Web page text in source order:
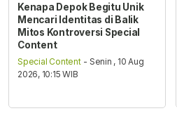
Kenapa Depok Begitu Unik
Mencari Identitas di Balik
Mitos Kontroversi Special
Content
Special Content - Senin , 10 Aug
2026, 10:15 WIB